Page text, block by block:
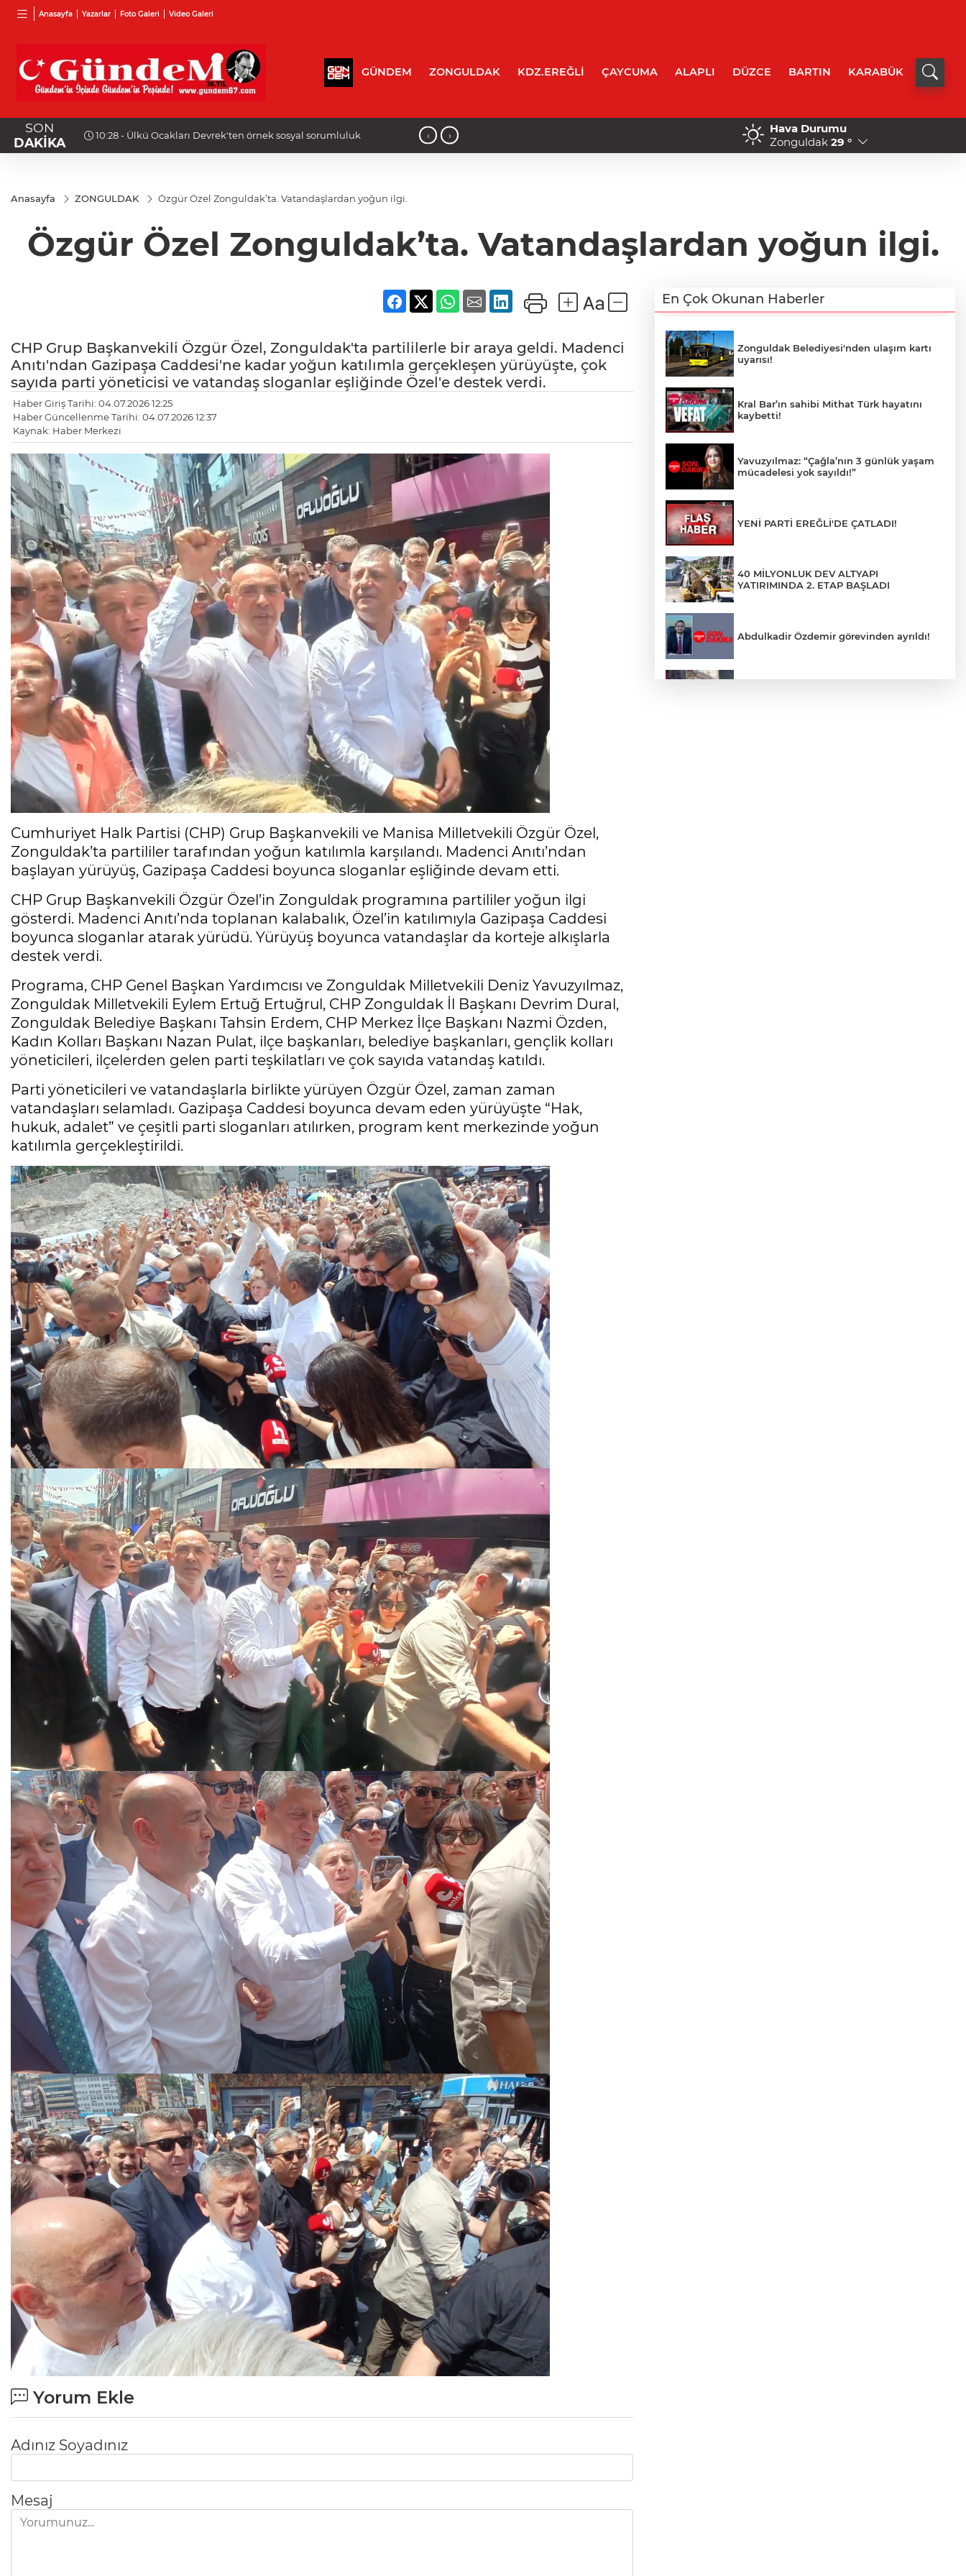
Anasayfa Yazarlar Foto Galeri Video Galeri
GÜNDEM ZONGULDAK KDZ.EREĞLİ ÇAYCUMA ALAPLI DÜZCE BARTIN KARABÜK
SON
DAKİKA
10:18 - Otogar çalışanı Sezgin Duran hayatını kaybetti! 10:10 - BEUN'lu akademisyen ve öğrencilerin buluşuna patent 00:01 - DÜZCE’DE
‹ ›
Hava Durumu
Zonguldak 29 °
Anasayfa ZONGULDAK Özgür Özel Zonguldak’ta. Vatandaşlardan yoğun ilgi.
Özgür Özel Zonguldak’ta. Vatandaşlardan yoğun ilgi.
CHP Grup Başkanvekili Özgür Özel, Zonguldak'ta partililerle bir araya geldi. Madenci
Anıtı'ndan Gazipaşa Caddesi'ne kadar yoğun katılımla gerçekleşen yürüyüşte, çok
sayıda parti yöneticisi ve vatandaş sloganlar eşliğinde Özel'e destek verdi.
Haber Giriş Tarihi: 04.07.2026 12:25
Haber Güncellenme Tarihi: 04.07.2026 12:37
Kaynak: Haber Merkezi
Cumhuriyet Halk Partisi (CHP) Grup Başkanvekili ve Manisa Milletvekili Özgür Özel,
Zonguldak’ta partililer tarafından yoğun katılımla karşılandı. Madenci Anıtı’ndan
başlayan yürüyüş, Gazipaşa Caddesi boyunca sloganlar eşliğinde devam etti.
CHP Grup Başkanvekili Özgür Özel’in Zonguldak programına partililer yoğun ilgi
gösterdi. Madenci Anıtı’nda toplanan kalabalık, Özel’in katılımıyla Gazipaşa Caddesi
boyunca sloganlar atarak yürüdü. Yürüyüş boyunca vatandaşlar da korteje alkışlarla
destek verdi.
Programa, CHP Genel Başkan Yardımcısı ve Zonguldak Milletvekili Deniz Yavuzyılmaz,
Zonguldak Milletvekili Eylem Ertuğ Ertuğrul, CHP Zonguldak İl Başkanı Devrim Dural,
Zonguldak Belediye Başkanı Tahsin Erdem, CHP Merkez İlçe Başkanı Nazmi Özden,
Kadın Kolları Başkanı Nazan Pulat, ilçe başkanları, belediye başkanları, gençlik kolları
yöneticileri, ilçelerden gelen parti teşkilatları ve çok sayıda vatandaş katıldı.
Parti yöneticileri ve vatandaşlarla birlikte yürüyen Özgür Özel, zaman zaman
vatandaşları selamladı. Gazipaşa Caddesi boyunca devam eden yürüyüşte “Hak,
hukuk, adalet” ve çeşitli parti sloganları atılırken, program kent merkezinde yoğun
katılımla gerçekleştirildi.
Yorum Ekle
Adınız Soyadınız
Mesaj
En Çok Okunan Haberler
Zonguldak Belediyesi'nden ulaşım kartı
uyarısı!
Kral Bar’ın sahibi Mithat Türk hayatını
kaybetti!
Yavuzyılmaz: “Çağla’nın 3 günlük yaşam
mücadelesi yok sayıldı!”
YENİ PARTİ EREĞLİ'DE ÇATLADI!
40 MİLYONLUK DEV ALTYAPI
YATIRIMINDA 2. ETAP BAŞLADI
Abdulkadir Özdemir görevinden ayrıldı!